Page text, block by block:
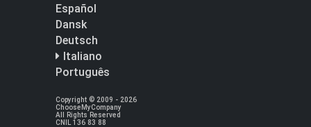
Español
Dansk
Deutsch
Italiano
Português
Copyright © 2009 - 2026
ChooseMyCompany
All Rights Reserved
CNIL 136 83 88